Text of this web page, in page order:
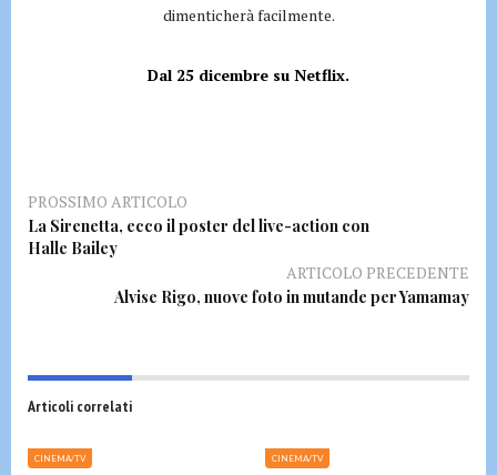
dimenticherà facilmente.
Dal 25 dicembre su Netflix.
PROSSIMO ARTICOLO
La Sirenetta, ecco il poster del live-action con
Halle Bailey
ARTICOLO PRECEDENTE
Alvise Rigo, nuove foto in mutande per Yamamay
Articoli correlati
CINEMA/TV CINEMA/TV